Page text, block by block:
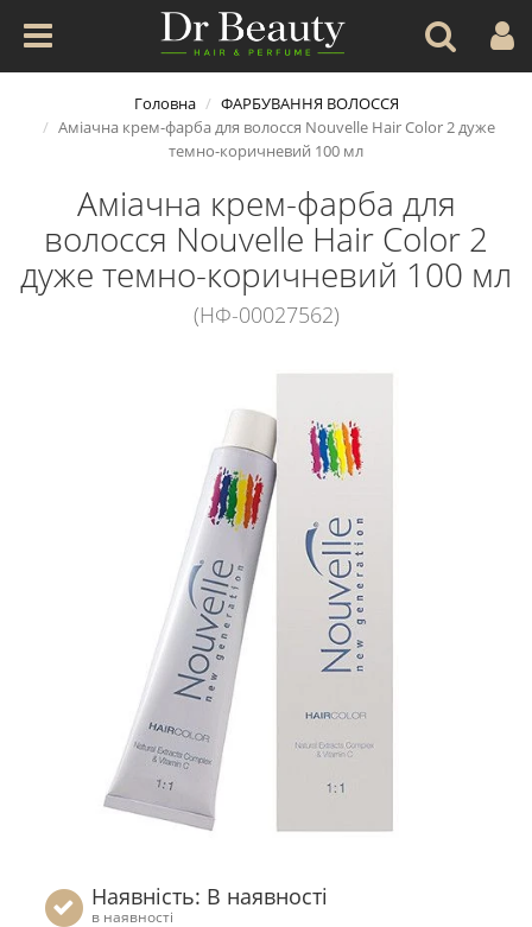
Головна
ФАРБУВАННЯ ВОЛОССЯ
Аміачна крем-фарба для волосся Nouvelle Hair Color 2 дуже
темно-коричневий 100 мл
Аміачна крем-фарба для
волосся Nouvelle Hair Color 2
дуже темно-коричневий 100 мл
(НФ-00027562)
Наявність: В наявності
в наявності